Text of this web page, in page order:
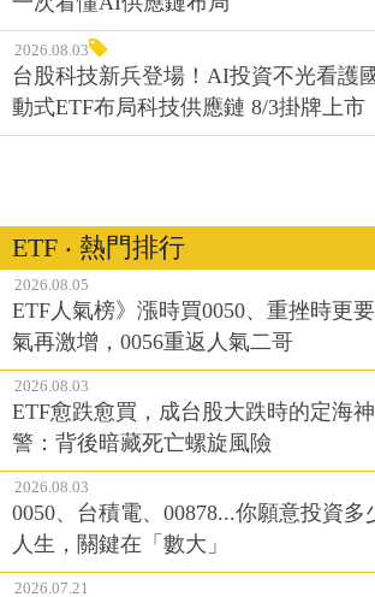
2026.08.03
台股科技新兵登場！AI投資不光看護
動式ETF布局科技供應鏈 8/3掛牌上市
ETF ‧ 熱門排行
2026.08.05
ETF人氣榜》漲時買0050、重挫時更
氣再激增，0056重返人氣二哥
2026.08.03
ETF愈跌愈買，成台股大跌時的定海
警：背後暗藏死亡螺旋風險
2026.08.03
0050、台積電、00878...你願意投資
人生，關鍵在「數大」
2026.07.21